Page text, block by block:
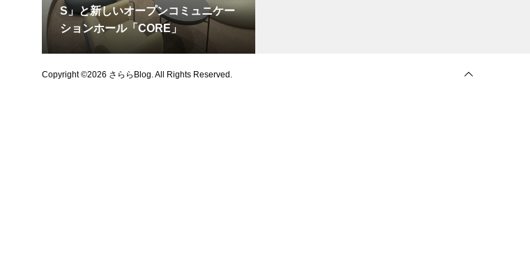
S」と新しいオープンコミュニケー
ションホール「CORE」
Copyright ©2026 さららBlog. All Rights Reserved.